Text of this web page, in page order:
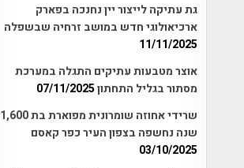
גת עתיקה לייצור יין נחנכה בפארק
ארכיאולוגי חדש במושב זרחיה שבשפלה
11/11/2025
אוצר מטבעות עתיקים התגלה במערכת
מסתור בגליל התחתון07/11/2025
שרידי אחוזה שומרונית מפוארת בת 1,600
שנה נחשפה בצפון העיר כפר קאסם
03/10/2025